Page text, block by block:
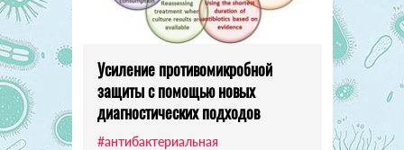
Усиление противомикробной
защиты с помощью новых
диагностических подходов
#антибактериальная